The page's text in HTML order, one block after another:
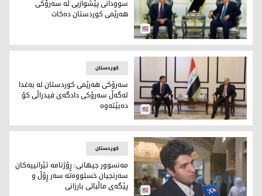
سوودانی پێشوازیی له‌ سه‌رۆكی هه‌رێمی كوردستان ده‌كات
سوودانی پێشوازیی له‌ سه‌رۆكی
هه‌رێمی كوردستان ده‌كات
سه‌رۆكی هه‌رێمی كوردستان له‌ به‌غدا له‌گه‌ڵ سه‌رۆكی دادگه‌ی
کوردستان
سه‌رۆكی هه‌رێمی كوردستان له‌ به‌غدا
له‌گه‌ڵ سه‌رۆكی دادگه‌ی فیدراڵی كۆ
ده‌بێته‌وه‌
کوردستان
مه‌نسوور جیهانی: ڕۆژنامه‌ ئێرانییه‌كان
سه‌رنجیان خستووه‌ته‌ سه‌ر ڕۆڵ و
پێگه‌ی ماڵباتی بارزانی